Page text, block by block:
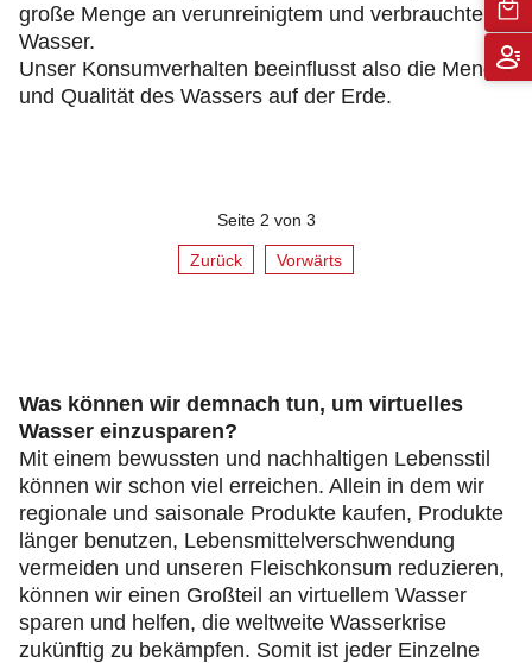
große Menge an verunreinigtem und verbrauchtem
Wasser.
Unser Konsumverhalten beeinflusst also die Menge
und Qualität des Wassers auf der Erde.
Seite 2 von 3
Zurück Vorwärts
Was können wir demnach tun, um virtuelles
Wasser einzusparen?
Mit einem bewussten und nachhaltigen Lebensstil
können wir schon viel erreichen. Allein in dem wir
regionale und saisonale Produkte kaufen, Produkte
länger benutzen, Lebensmittelverschwendung
vermeiden und unseren Fleischkonsum reduzieren,
können wir einen Großteil an virtuellem Wasser
sparen und helfen, die weltweite Wasserkrise
zukünftig zu bekämpfen. Somit ist jeder Einzelne